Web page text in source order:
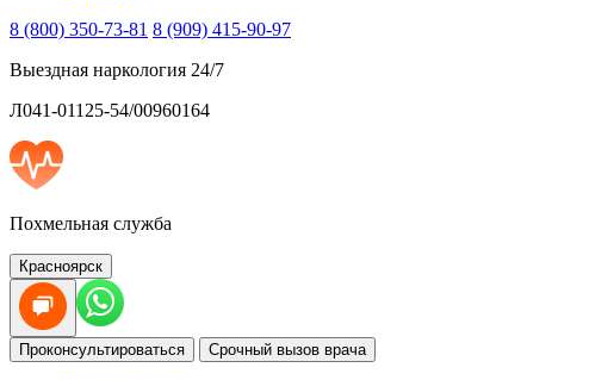
8 (800) 350-73-81 8 (909) 415-90-97
Выездная наркология 24/7
Л041-01125-54/00960164
Похмельная служба
Красноярск
Проконсультироваться Срочный вызов врача